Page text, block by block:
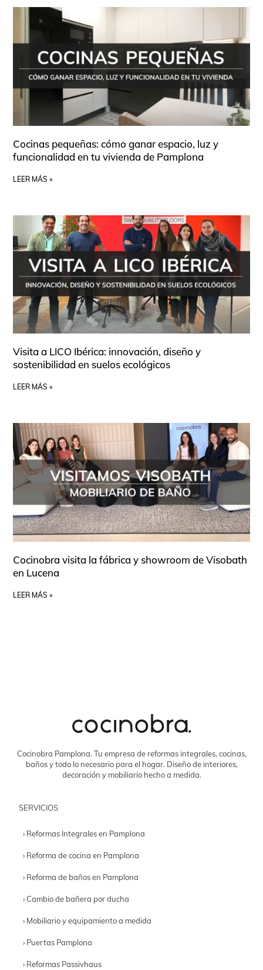
Cocinas pequeñas: cómo ganar espacio, luz y
funcionalidad en tu vivienda de Pamplona
LEER MÁS »
Visita a LICO Ibérica: innovación, diseño y
sostenibilidad en suelos ecológicos
LEER MÁS »
Cocinobra visita la fábrica y showroom de Visobath
en Lucena
LEER MÁS »
Cocinobra Pamplona. Tu empresa de reformas integrales, cocinas,
baños y todo lo necesario para el hogar. Diseño de interiores,
decoración y mobiliario hecho a medida.
SERVICIOS
› Reformas Integrales en Pamplona
› Reforma de cocina en Pamplona
› Reforma de baños en Pamplona
› Cambio de bañera por ducha
› Mobiliario y equipamiento a medida
› Puertas Pamplona
› Reformas Passivhaus